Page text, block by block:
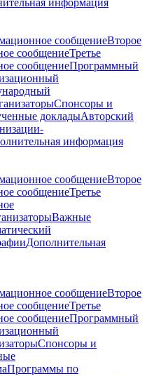
информация
сообщениеВторое
сообщениеТретье
сообщениеПрограммный
Спонсоры и
докладыАвторский
информация
сообщениеВторое
сообщениеТретье
Важные
Дополнительная
сообщениеВторое
сообщениеТретье
сообщениеПрограммный
Спонсоры и
Программы по